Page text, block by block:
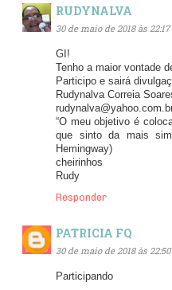
RUDYNALVA
30 de maio de 2018 às 22:17
GI!
Tenho a maior vontade
Participo e sairá
Rudynalva Correia
“O meu objetivo é
que sinto da mais
Hemingway)
cheirinhos
Rudy
Responder
PATRICIA FQ
30 de maio de 2018 às 22:50
Participando